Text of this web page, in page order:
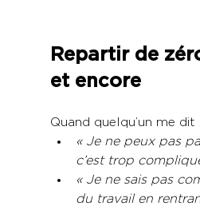
Repartir de
et encore
Quand quelqu’un me dit :
« Je ne peux pas
c’est trop
« Je ne sais pas
du travail en